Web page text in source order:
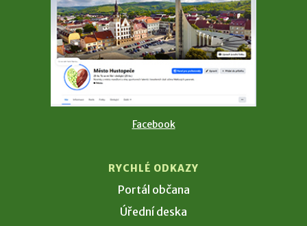
Facebook
RYCHLÉ ODKAZY
Portál občana
Úřední deska